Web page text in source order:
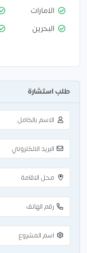
الامارات
البحرين
طلب استشارة